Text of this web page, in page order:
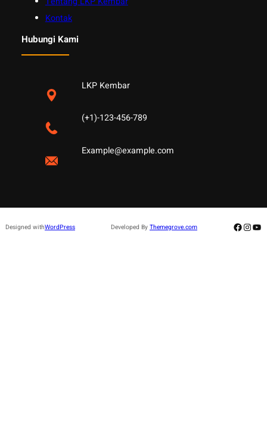
Kontak
Hubungi Kami
LKP Kembar
(+1)-123-456-789
Example@example.com
Designed withWordPress Developed By Themegrove.com